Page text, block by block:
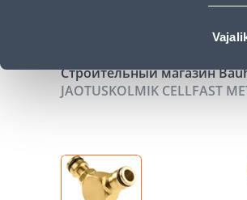
valik
Строительный магазин
JAOTUSKOLMIK CELLFAST